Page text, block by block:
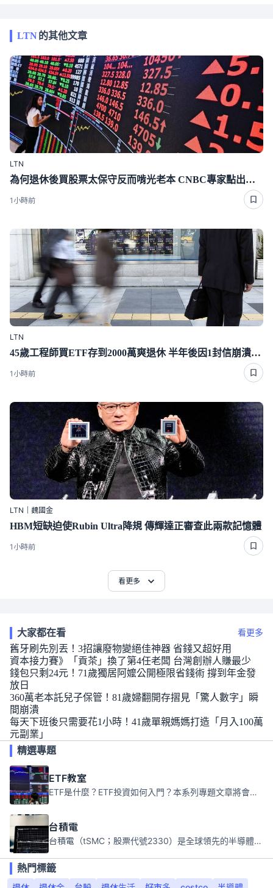
LTN的其他文章
LTN
為何退休後買股票太保守反而啃光老本 CNBC專家點出成敗關鍵、投資配比
1小時前
LTN
45歲工程師買ETF存到2000萬爽退休 半年後因1封信崩潰重回職場
1小時前
LTN｜魏國金
HBM短缺迫使Rubin Ultra降規 傳輝達正審查此兩款記憶體
1小時前
看更多
大家都在看 看更多
舊牙刷先別丟！3招讓廢物變絕佳神器 省錢又超好用
資本接力賽》「貢茶」換了第4任老闆 台灣創辦人賺最少
錢包只剩24元！71歲獨居阿嬤公開極限省錢術 撐到年金發
放日
360萬老本託兒子保管！81歲婦翻開存摺見「驚人數字」瞬
間崩潰
每天下班後只需要花1小時！41歲單親媽媽打造「月入100萬
元副業」
精選專題
ETF教室
ETF是什麼？ETF投資如何入門？本系列專題文章將會告訴你新手必須知道的ETF基礎知識。
台積電
台積電（tSMC；股票代號2330）是全球領先的半導體代工公司，成立於1987年，總部位於台灣新竹。且已於美國、日本、德國及中國設廠，台積電是全球首家專業積體電路製造服務公司，也是全球最先進和最大規模的半導體代工廠。
熱門標籤